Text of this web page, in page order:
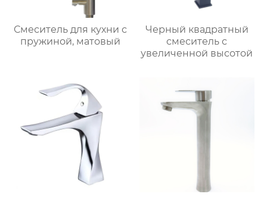
Смеситель для кухни с
пружиной, матовый
Черный квадратный
смеситель с
увеличенной высотой